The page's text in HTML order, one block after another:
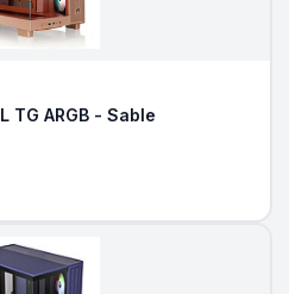
TG ARGB - Sable